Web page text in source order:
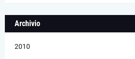
Archivio
2010